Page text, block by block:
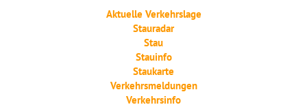
Aktuelle Verkehrslage
Stauradar
Stau
Stauinfo
Staukarte
Verkehrsmeldungen
Verkehrsinfo